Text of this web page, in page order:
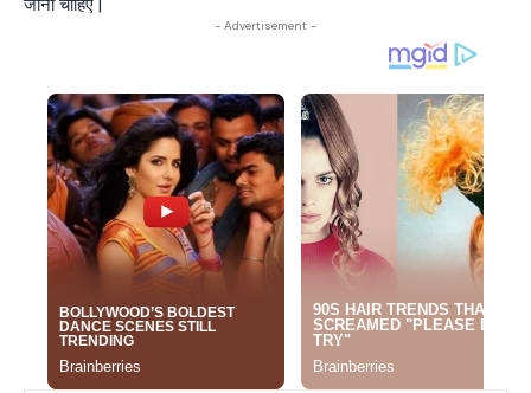
- Advertisement -